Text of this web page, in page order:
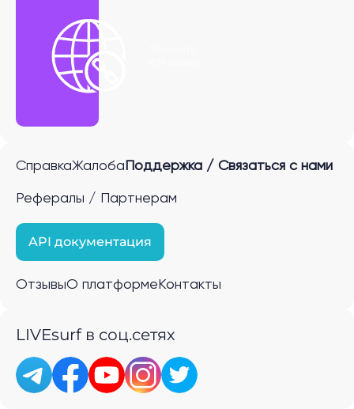
СправкаЖалоба Поддержка / Связаться с нами
Рефералы / Партнерам
API документация
ОтзывыО платформе Контакты
LIVEsurf в соц.сетях